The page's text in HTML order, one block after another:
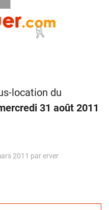
location du
31 août 2011
2011 par erver